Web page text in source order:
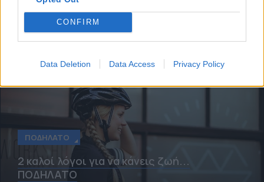
CONFIRM
Data Deletion Data Access Privacy Policy
προτρέπουν να ξεκινήσουμε τις
ορθοπεταλιές.
Platform team
ΠΟΔΉΛΑΤΟ
2 καλοί λόγοι για να κάνεις ζωή...
ΠΟΔΗΛΑΤΟ